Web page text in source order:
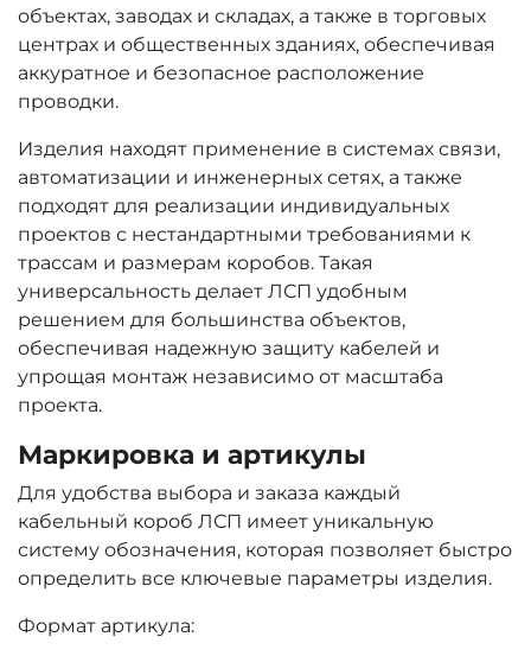
объектах, заводах и складах, а также в торговых
центрах и общественных зданиях, обеспечивая
аккуратное и безопасное расположение
проводки.
Изделия находят применение в системах связи,
автоматизации и инженерных сетях, а также
подходят для реализации индивидуальных
проектов с нестандартными требованиями к
трассам и размерам коробов. Такая
универсальность делает ЛСП удобным
решением для большинства объектов,
обеспечивая надежную защиту кабелей и
упрощая монтаж независимо от масштаба
проекта.
Маркировка и артикулы
Для удобства выбора и заказа каждый
кабельный короб ЛСП имеет уникальную
систему обозначения, которая позволяет быстро
определить все ключевые параметры изделия.
Формат артикула: